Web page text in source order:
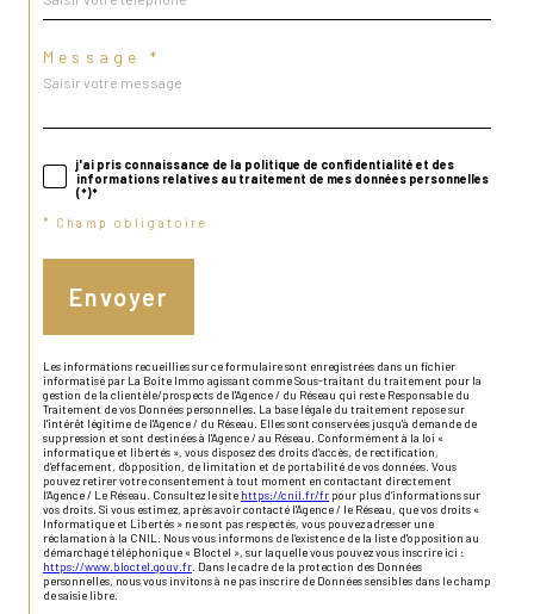
Message *
j'ai pris connaissance de la politique de confidentialité et des
informations relatives au traitement de mes données personnelles
(*)*
* Champ obligatoire
Envoyer
Les informations recueillies sur ce formulaire sont enregistrées dans un fichier
informatisé par La Boite Immo agissant comme Sous-traitant du traitement pour la
gestion de la clientèle/prospects de l'Agence / du Réseau qui reste Responsable du
Traitement de vos Données personnelles. La base légale du traitement repose sur
l'intérêt légitime de l'Agence / du Réseau. Elles sont conservées jusqu'à demande de
suppression et sont destinées à l'Agence / au Réseau. Conformément à la loi «
informatique et libertés », vous disposez des droits d’accès, de rectification,
d’effacement, d’opposition, de limitation et de portabilité de vos données. Vous
pouvez retirer votre consentement à tout moment en contactant directement
l’Agence / Le Réseau. Consultez le site https://cnil.fr/fr pour plus d’informations sur
vos droits. Si vous estimez, après avoir contacté l'Agence / le Réseau, que vos droits «
Informatique et Libertés » ne sont pas respectés, vous pouvez adresser une
réclamation à la CNIL. Nous vous informons de l’existence de la liste d'opposition au
démarchage téléphonique « Bloctel », sur laquelle vous pouvez vous inscrire ici :
https://www.bloctel.gouv.fr . Dans le cadre de la protection des Données
personnelles, nous vous invitons à ne pas inscrire de Données sensibles dans le champ
de saisie libre.